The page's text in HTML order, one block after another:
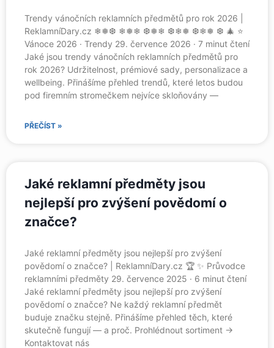
Trendy vánočních reklamních předmětů pro rok 2026 |
ReklamníDary.cz ❄❅❆ ❄❅❄ ❆❅❄ ❆❄❅ ❆❄❅ ❆ 🎄 ⭐
Vánoce 2026 · Trendy 29. července 2026 · 7 minut čtení
Jaké jsou trendy vánočních reklamních předmětů pro
rok 2026? Udržitelnost, prémiové sady, personalizace a
wellbeing. Přinášíme přehled trendů, které letos budou
pod firemním stromečkem nejvíce skloňovány —
PŘEČÍST »
Jaké reklamní předměty jsou
nejlepší pro zvýšení povědomí o
značce?
Jaké reklamní předměty jsou nejlepší pro zvýšení
povědomí o značce? | ReklamníDary.cz 🏆 ✨ Průvodce
reklamními předměty 29. července 2025 · 6 minut čtení
Jaké reklamní předměty jsou nejlepší pro zvýšení
povědomí o značce? Ne každý reklamní předmět
buduje značku stejně. Přinášíme přehled těch, které
skutečně fungují — a proč. Prohlédnout sortiment →
Kontaktovat nás